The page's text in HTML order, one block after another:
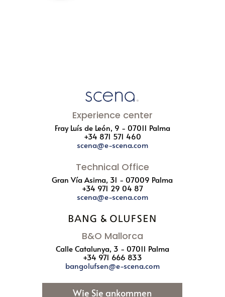
Experience center
Fray Luís de León, 9 - 07011 Palma
+34 871 571 460
scena@e-scena.com
Technical Office
Gran Vía Asima, 31 - 07009 Palma
+34 971 29 04 87
scena@e-scena.com
B&O Mallorca
Calle Catalunya, 3 - 07011 Palma
+34 971 666 833
bangolufsen@e-scena.com
Wie Sie ankommen